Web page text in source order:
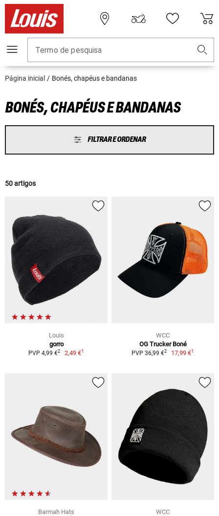
Termo de pesquisa
Página inicial Bonés, chapéus e bandanas
BONÉS, CHAPÉUS E BANDANAS
FILTRAR E ORDENAR
50 artigos
Louis
gorro
PVP 4,99 €2 2,49 €1
WCC
OG Trucker Boné
PVP 36,99 €2 17,99 €1
Barmah Hats
WCC